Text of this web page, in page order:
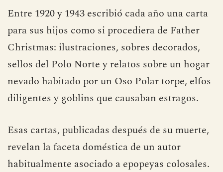
Entre 1920 y 1943 escribió cada año una carta
para sus hijos como si procediera de Father
Christmas: ilustraciones, sobres decorados,
sellos del Polo Norte y relatos sobre un hogar
nevado habitado por un Oso Polar torpe, elfos
diligentes y goblins que causaban estragos.
Esas cartas, publicadas después de su muerte,
revelan la faceta doméstica de un autor
habitualmente asociado a epopeyas colosales.